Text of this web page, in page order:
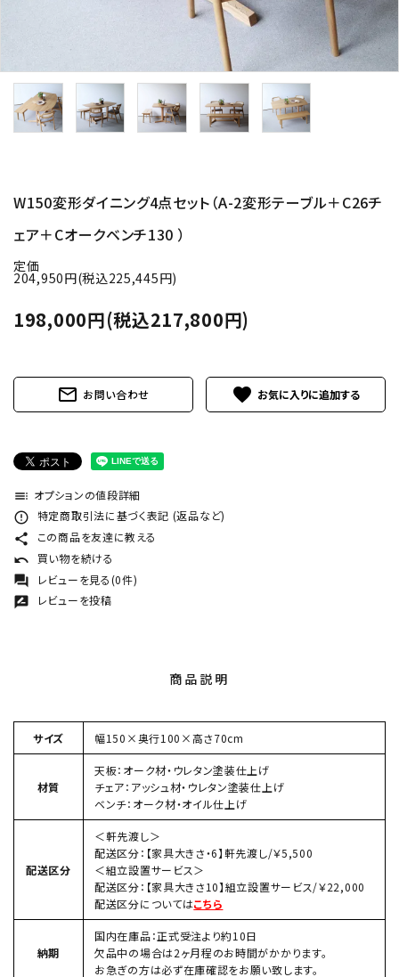
W150変形ダイニング4点セット（A-2変形テーブル＋C26チ
ェア＋Cオークベンチ130 ）
定価
204,950円(税込225,445円)
198,000円(税込217,800円)
mail_outline お問い合わせ favorite
toc オプションの値段詳細
error_outline 特定商取引法に基づく表記 (返品など)
share この商品を友達に教える
undo 買い物を続ける
forum レビューを見る(0件)
rate_review レビューを投稿
商品説明
サイズ 幅150×奥行100×高さ70cm
材質
天板：オーク材・ウレタン塗装仕上げ
チェア：アッシュ材・ウレタン塗装仕上げ
ベンチ：オーク材・オイル仕上げ
配送区分
＜軒先渡し＞
配送区分：【家具大きさ・6】軒先渡し/￥5,500
＜組立設置サービス＞
配送区分：【家具大きさ10】組立設置サービス/￥22,000
配送区分についてはこちら
納期
国内在庫品：正式受注より約10日
欠品中の場合は2ヶ月程のお時間がかかります。
お急ぎの方は必ず在庫確認をお願い致します。